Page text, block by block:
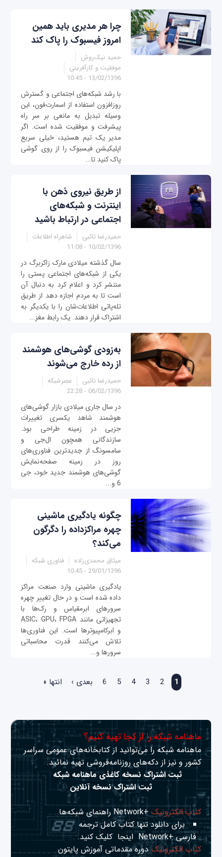
چرا هر مدیری باید همین
امروز فیسبوک را پاک کند
حمید نیک‌روش
موفقیت و کارآفرینی
13/02/1396 - 10:45
با رشد شبکه‌های اجتماعی و گسترش
روزافزون استفاده از اسمارت‌فون، این
وسیله تبدیل به مانعی بر سر راه
پیشرفت و موفقیت شده است. اگر
مدیر یک تیم هستید، خیلی سریع
اپلیکیشن فیسبوک را از روی گوشی
پاک کنید تا...
از طریق نیروی ذهن با
اینترنت و شبکه‌های
اجتماعی در ارتباط باشید
حمیدرضا تائبی
شاهراه اطلاعات
10/02/1396 - 11:08
سال گذشته میلادی مارک زاکربرگ در
یکی از شبکه‌های اجتماعی پستی را
منتشر کرد و اعلام کرد به دنبال آن
است تا به مردم اجازه دهد از طریق
تله‌پاتی اطلاعات‌شان را با یکدیگر به
اشتراک قرار دهند. یک رابط مغز...
به‌زودی گوشی‌های هوشمند
از رده خارج می‌شوند
حمیدرضا تائبی
عصرشبکه
06/02/1396 - 22:28
در سال جاری میلادی بازار گوشی‌های
هوشمند شاهد یکسری تغییرات
جزیی در زمینه طراحی بود.
سازندگانی همچون ال‌جی و
سامسونگ از جدیدترین فناوری‌های
روز در زمینه صفحه‌نمایش
گوشی‌های هوشمند جدید خود، جی
6 و...
چگونه یادگیری ماشینی
چهره مراکزداده را دگرگون
می‌کند؟
میثاق محمدی‌زاده
فناوری شبکه
29/01/1396 - 10:45
یادگیری ماشینی وارد صنعت مراکز
داده شده است و در حال تغییر چهره
سرورهای ابرمقیاس و رک‌ها با
تجهیزاتی مانند ASIC، GPU، FPGA
و ابرکامپیوتر‌ها است. این فناوری‌ها
تلاش می‌کنند قدرت محاسباتی
سرورها و...
1
2
3
4
5
6 بعدی › انتها »
ماهنامه شبکه را از کجا تهیه کنیم؟
ماهنامه شبکه را می‌توانید از کتابخانه‌های عمومی سراسر
کشور و نیز از دکه‌های روزنامه‌فروشی تهیه نمائید.
ثبت اشتراک نسخه کاغذی ماهنامه شبکه
ثبت اشتراک نسخه آنلاین
کتاب الکترونیک+Network راهنمای شبکه‌ها
برای دانلود تنها کتاب کامل ترجمه
فارسی +Network
اینجا کلیک کنید.
کتاب الکترونیکدوره مقدماتی آموزش پایتون